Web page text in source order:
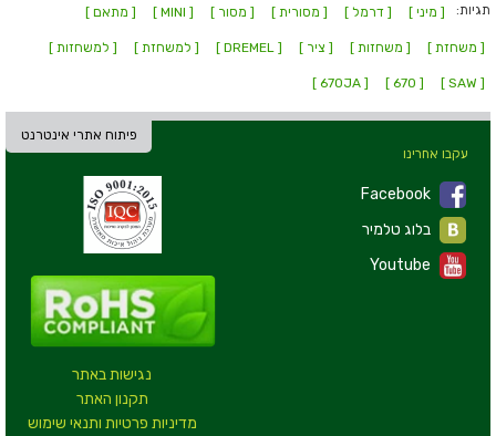
תגיות: [ מיני ] [ דרמל ] [ מסורית ] [ מסור ] [ MINI ] [ מתאם ]
[ משחזת ] [ משחזות ] [ ציר ] [ DREMEL ] [ למשחזת ] [ למשחזות ]
[ SAW ]
[ 670 ]
[ 670JA ]
פיתוח אתרי אינטרנט
נגישות באתר
תקנון האתר
מדיניות פרטיות ותנאי שימוש
עקבו אחרינו
Facebook
Youtube